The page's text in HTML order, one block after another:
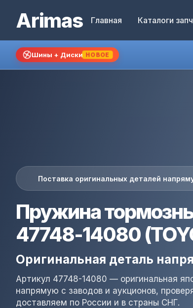
Arimas Главная Каталоги
Шины + Диски НОВОЕ
Поставка оригинальных деталей
Пружина
47748-14080
Оригинальная деталь
Артикул 47748-14080 — оригинальная
напрямую с заводов и аукционов,
доставляем по России и в страны СНГ.